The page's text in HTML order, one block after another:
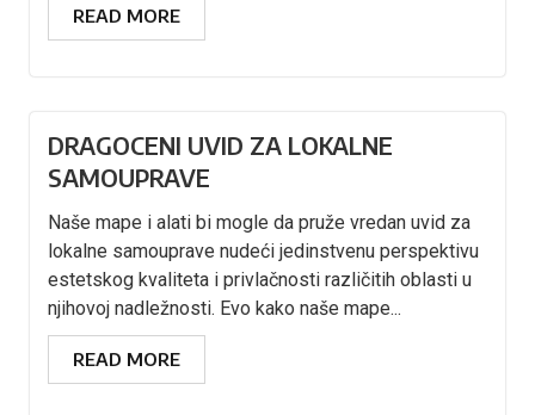
READ MORE
DRAGOCENI UVID ZA LOKALNE
SAMOUPRAVE
Naše mape i alati bi mogle da pruže vredan uvid za
lokalne samouprave nudeći jedinstvenu perspektivu
estetskog kvaliteta i privlačnosti različitih oblasti u
njihovoj nadležnosti. Evo kako naše mape...
READ MORE